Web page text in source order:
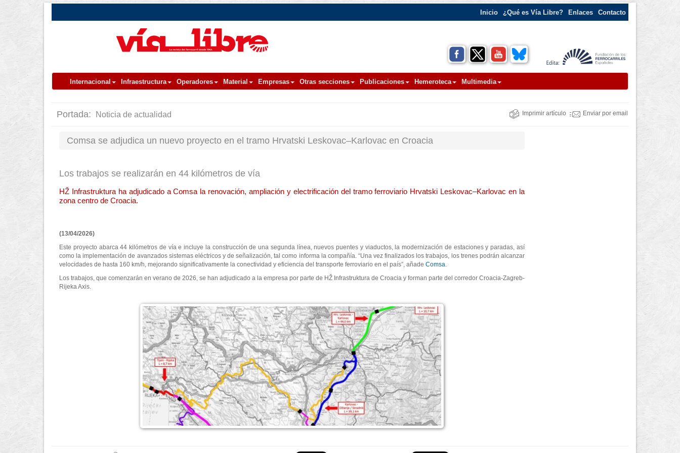
Inicio ¿Qué es Vía Libre? Enlaces Contacto
Internacional Infraestructura Operadores Material Empresas Otras secciones Publicaciones Hemeroteca Multimedia
Portada: Noticia de actualidad Imprimir artículo Enviar por email
Comsa se adjudica un nuevo proyecto en el tramo Hrvatski Leskovac–Karlovac en Croacia
Los trabajos se realizarán en 44 kilómetros de vía
HŽ Infrastruktura ha adjudicado a Comsa la renovación, ampliación y electrificación del tramo ferroviario Hrvatski Leskovac–Karlovac en la
zona centro de Croacia.
(13/04/2026)
Este proyecto abarca 44 kilómetros de vía e incluye la construcción de una segunda línea, nuevos puentes y viaductos, la modernización de estaciones y paradas, así
como la implementación de avanzados sistemas eléctricos y de señalización, tal como informa la compañía. “Una vez finalizados los trabajos, los trenes podrán alcanzar
velocidades de hasta 160 km/h, mejorando significativamente la conectividad y eficiencia del transporte ferroviario en el país”, añade Comsa.
Los trabajos, que comenzarán en verano de 2026, se han adjudicado a la empresa por parte de HŽ Infrastruktura de Croacia y forman parte del corredor Croacia-Zagreb-
Rijeka Axis.